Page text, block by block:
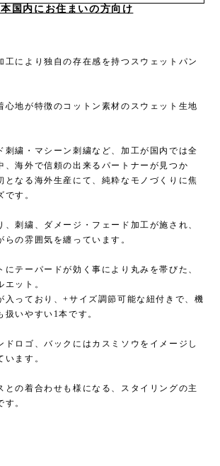
本国内にお住まいの方向け
工により独自の存在感を持つスウェットパン
心地が特徴のコットン素材のスウェット生地
刺繍・マシーン刺繍など、加工が国内では全
、海外で信頼の出来るパートナーが見つか
となる海外生産にて、純粋なモノづくりに焦
す。
、刺繍、ダメージ・フェード加工が施され、
らの雰囲気を纏っています。
にテーパードが効く事により丸みを帯びた、
ット。
入っており、+サイズ調節可能な紐付きで、機
いやすい1本です。
ドロゴ、バックにはカスミソウをイメージし
ます。
との着合わせも様になる、スタイリングの主
。